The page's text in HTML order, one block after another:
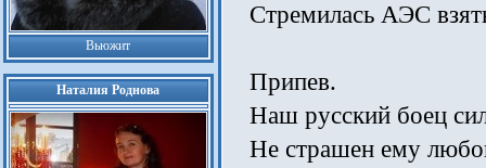
Вьюжит
Наталия Роднова
Стремилась АЭС
Припев.
Наш русский боец
Не страшен ему